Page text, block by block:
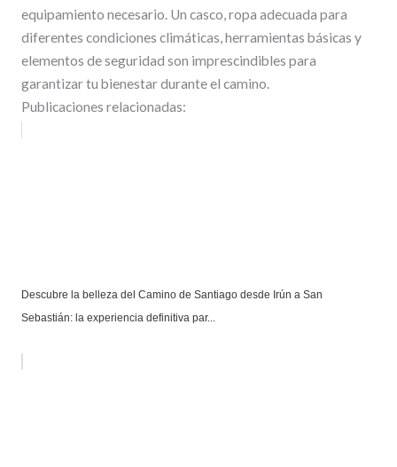
equipamiento necesario. Un casco, ropa adecuada para
diferentes condiciones climáticas, herramientas básicas y
elementos de seguridad son imprescindibles para
garantizar tu bienestar durante el camino.
Publicaciones relacionadas:
Descubre la belleza del Camino de Santiago desde Irún a San
Sebastián: la experiencia definitiva par...